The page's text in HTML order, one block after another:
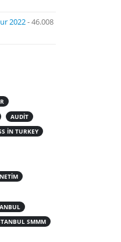
2022- 46.008
AUDIT
IN TURKEY
SMMM